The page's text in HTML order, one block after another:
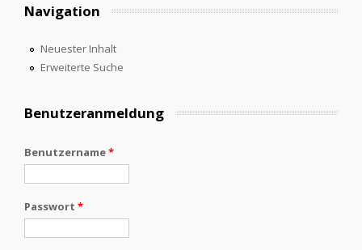
Navigation
Neuester Inhalt
Erweiterte Suche
Benutzeranmeldung
Benutzername*
Passwort *